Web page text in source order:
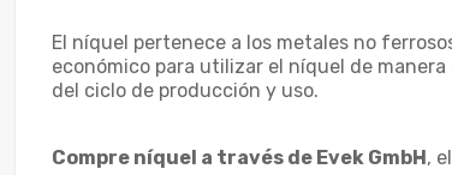
El níquel pertenece a los metales no
económico para utilizar el níquel de
del ciclo de producción y uso.
Compre níquel a través de Evek GmbH,